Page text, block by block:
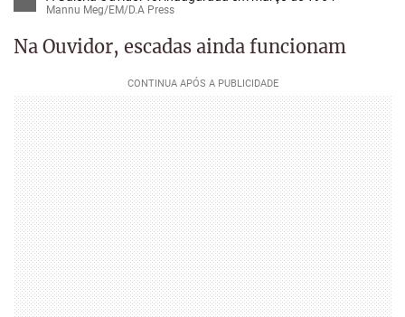
Mannu Meg/EM/D.A Press
Na Ouvidor, escadas ainda funcionam